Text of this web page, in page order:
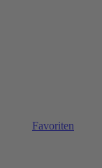
Favoriten